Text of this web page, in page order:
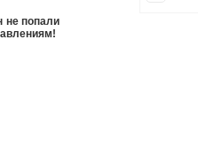
не попали